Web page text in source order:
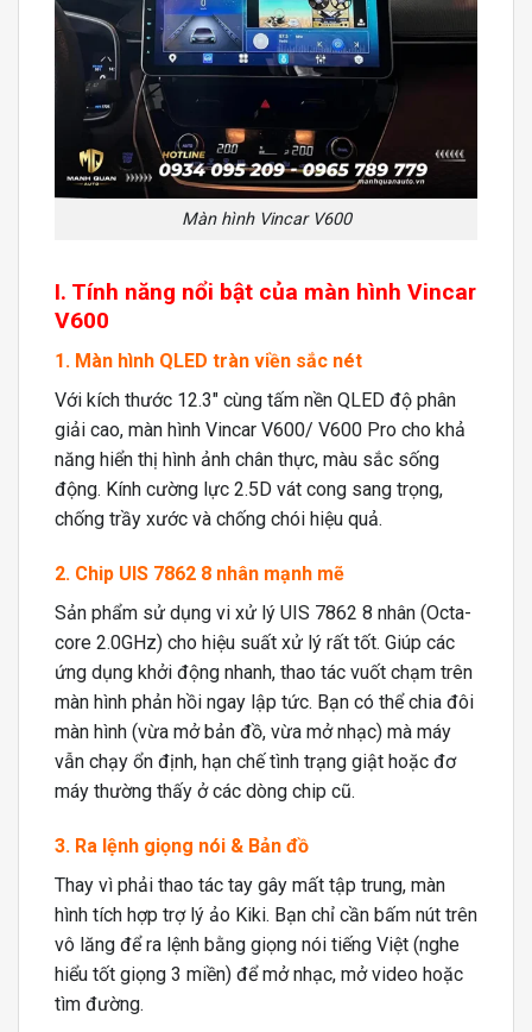
Màn hình Vincar V600
I. Tính năng nổi bật của màn hình Vincar
V600
1. Màn hình QLED tràn viền sắc nét
Với kích thước 12.3″ cùng tấm nền QLED độ phân
giải cao, màn hình Vincar V600/ V600 Pro cho khả
năng hiển thị hình ảnh chân thực, màu sắc sống
động. Kính cường lực 2.5D vát cong sang trọng,
chống trầy xước và chống chói hiệu quả.
2. Chip UIS 7862 8 nhân mạnh mẽ
Sản phẩm sử dụng vi xử lý UIS 7862 8 nhân (Octa-
core 2.0GHz) cho hiệu suất xử lý rất tốt. Giúp các
ứng dụng khởi động nhanh, thao tác vuốt chạm trên
màn hình phản hồi ngay lập tức. Bạn có thể chia đôi
màn hình (vừa mở bản đồ, vừa mở nhạc) mà máy
vẫn chạy ổn định, hạn chế tình trạng giật hoặc đơ
máy thường thấy ở các dòng chip cũ.
3. Ra lệnh giọng nói & Bản đồ
Thay vì phải thao tác tay gây mất tập trung, màn
hình tích hợp trợ lý ảo Kiki. Bạn chỉ cần bấm nút trên
vô lăng để ra lệnh bằng giọng nói tiếng Việt (nghe
hiểu tốt giọng 3 miền) để mở nhạc, mở video hoặc
tìm đường.